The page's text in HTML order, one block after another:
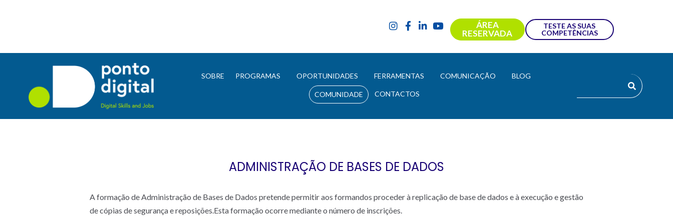
ÁREA
RESERVADA
TESTE AS SUAS
COMPETÊNCIAS
SOBRE PROGRAMAS OPORTUNIDADES FERRAMENTAS COMUNICAÇÃO BLOG
COMUNIDADE CONTACTOS
ADMINISTRAÇÃO DE BASES DE DADOS
A formação de Administração de Bases de Dados pretende permitir aos formandos proceder à replicação de base de dados e à execução e gestão
de cópias de segurança e reposições.Esta formação ocorre mediante o número de inscrições.